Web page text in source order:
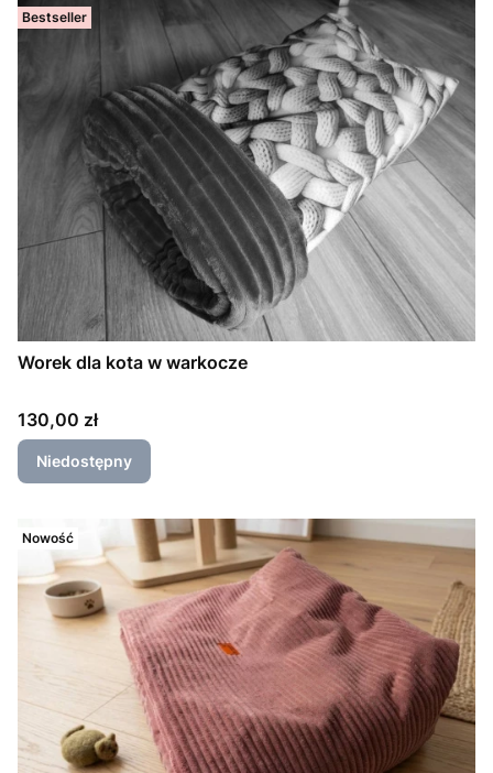
Bestseller
Worek dla kota w warkocze
Cena
130,00 zł
Niedostępny
Nowość